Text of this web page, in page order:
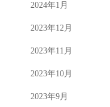
2024年1月
2023年12月
2023年11月
2023年10月
2023年9月